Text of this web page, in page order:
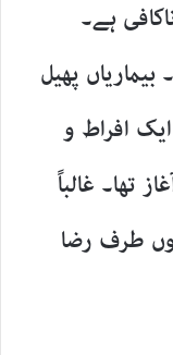
ہے۔
پھیل
افراط و
تھا۔ غالباً
طرف رضا